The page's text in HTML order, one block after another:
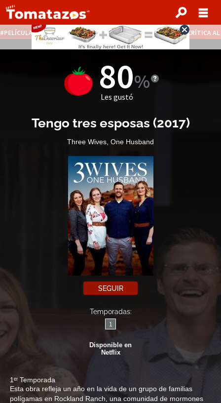
PELÍCULAS STREAMING GRATIS NOTICIAS DESTACADAS CRÍTICA
80
Les gustó
Tengo tres esposas (2017)
Three Wives, One Husband
SEGUIR
Temporadas:
1
Disponible en
Netflix
1ᵉʳ Temporada
Esta obra refleja un año en la vida de un grupo de familias
polígamas en Rockland Ranch, una comunidad de mormones